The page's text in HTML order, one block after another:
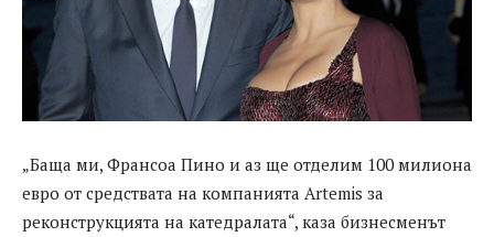
„Баща ми, Франсоа Пино и аз ще отделим 100 милиона
евро от средствата на компанията Artemis за
реконструкцията на катедралата“, каза бизнесменът